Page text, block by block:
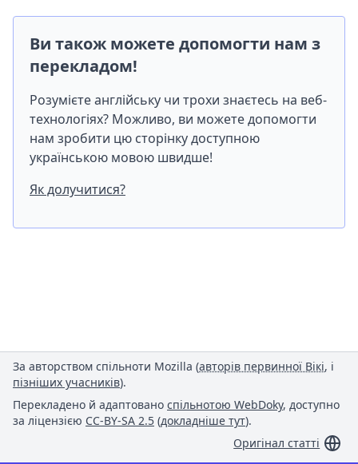
Ви також можете допомогти нам з
перекладом!
Розумієте англійську чи трохи знаєтесь на веб-
технологіях? Можливо, ви можете допомогти
нам зробити цю сторінку доступною
українською мовою швидше!
Як долучитися?
За авторством спільноти Mozilla (авторів первинної Вікі, і
пізніших учасників).
Перекладено й адаптовано спільнотою WebDoky, доступно
за ліцензією CC-BY-SA 2.5 (докладніше тут).
Оригінал статті